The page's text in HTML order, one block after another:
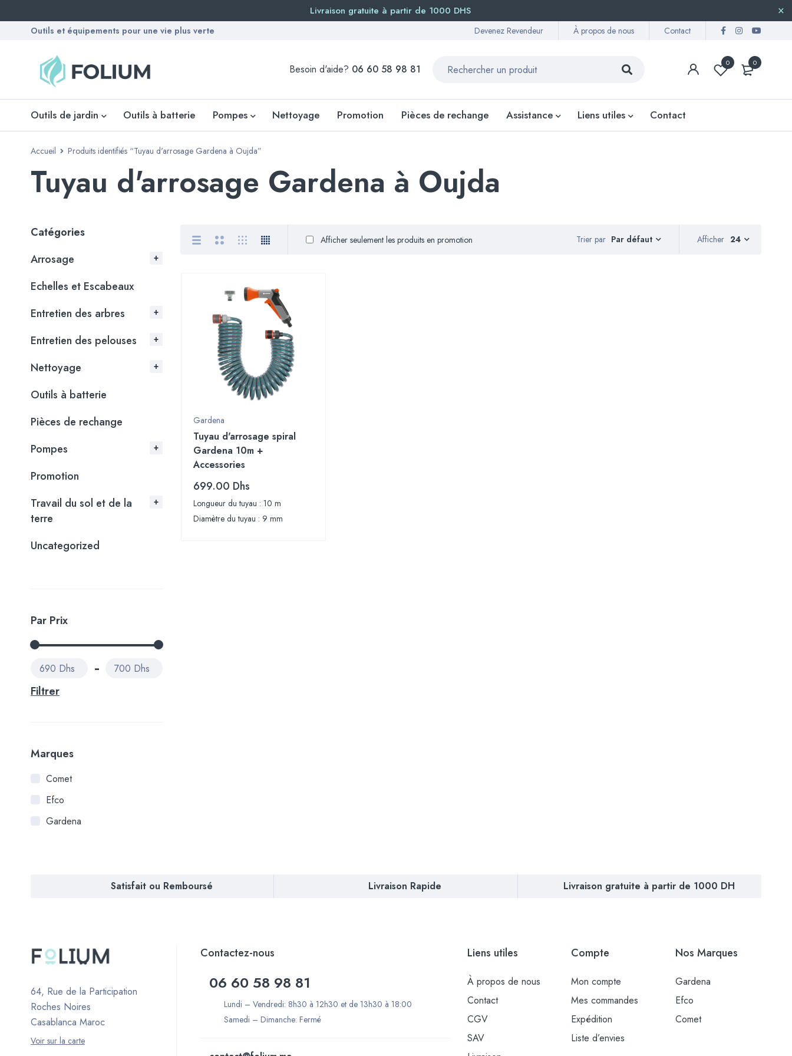
Livraison gratuite à partir de 1000 DHS
Outils et équipements pour une vie plus verte Devenez Revendeur À propos de nous Contact
0
0
Besoin d'aide? 06 60 58 98 81
Outils de jardin Outils à batterie Pompes Nettoyage Promotion Pièces de rechange Assistance Liens utiles Contact
Accueil Produits identifiés “Tuyau d'arrosage Gardena à Oujda”
Tuyau d'arrosage Gardena à Oujda
Catégories
Arrosage
Echelles et Escabeaux
Entretien des arbres
Entretien des pelouses
Nettoyage
Outils à batterie
Pièces de rechange
Pompes
Promotion
Travail du sol et de la
terre
Uncategorized
Par Prix
Filtrer
690 Dhs 700 Dhs
Marques
Comet
Efco
Gardena
Trier par Par défaut
Afficher seulement les produits en promotion Afficher 24
Gardena
Tuyau d'arrosage spiral
Gardena 10m +
Accessories
699.00 Dhs
Longueur du tuyau : 10 m
Diamètre du tuyau : 9 mm
Satisfait ou Remboursé Livraison Rapide Livraison gratuite à partir de 1000 DH
64, Rue de la Participation
Roches Noires
Casablanca Maroc
Voir sur la carte
Contactez-nous
06 60 58 98 81
Lundi – Vendredi: 8h30 à 12h30 et de 13h30 à 18:00
Samedi – Dimanche: Fermé
Liens utiles
À propos de nous
Contact
CGV
SAV
Compte
Mon compte
Mes commandes
Expédition
Liste d’envies
Nos Marques
Gardena
Efco
Comet